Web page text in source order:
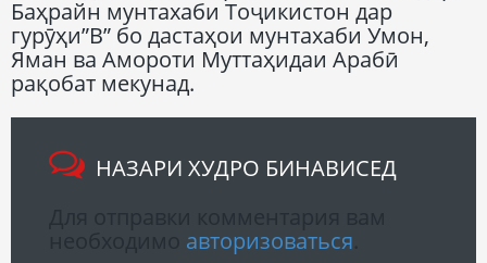
Баҳрайн мунтахаби Тоҷикистон дар
гурӯҳи”В” бо дастаҳои мунтахаби Умон,
Яман ва Амороти Муттаҳидаи Арабӣ
рақобат мекунад.
НАЗАРИ ХУДРО БИНАВИСЕД
авторизоваться